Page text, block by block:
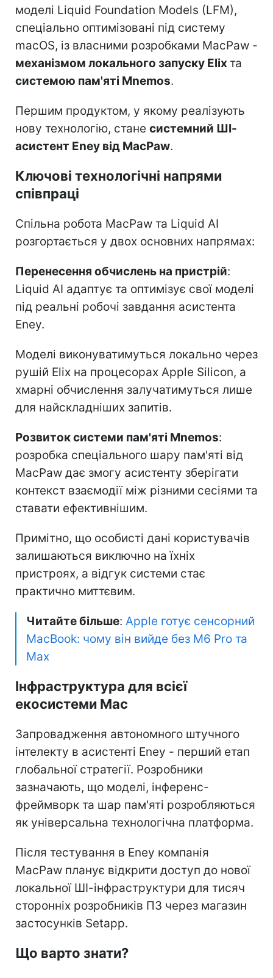
моделі Liquid Foundation Models (LFM),
спеціально оптимізовані під систему
macOS, із власними розробками MacPaw -
механізмом локального запуску Elixта
системою пам'яті Mnemos.
Першим продуктом, у якому реалізують
нову технологію, стане системний ШІ-
асистент Eney від MacPaw.
Ключові технологічні напрями
співпраці
Спільна робота MacPaw та Liquid AI
розгортається у двох основних напрямах:
Перенесення обчислень на пристрій:
Liquid AI адаптує та оптимізує свої моделі
під реальні робочі завдання асистента
Eney.
Моделі виконуватимуться локально через
рушій Elix на процесорах Apple Silicon, а
хмарні обчислення залучатимуться лише
для найскладніших запитів.
Розвиток системи пам'яті Mnemos:
розробка спеціального шару пам'яті від
MacPaw дає змогу асистенту зберігати
контекст взаємодії між різними сесіями та
ставати ефективнішим.
Примітно, що особисті дані користувачів
залишаються виключно на їхніх
пристроях, а відгук системи стає
практично миттєвим.
Читайте більше: Apple готує сенсорний
MacBook: чому він вийде без M6 Pro та
Max
Інфраструктура для всієї
екосистеми Mac
Запровадження автономного штучного
інтелекту в асистенті Eney - перший етап
глобальної стратегії. Розробники
зазначають, що моделі, інференс-
фреймворк та шар пам'яті розробляються
як універсальна технологічна платформа.
Після тестування в Eney компанія
MacPaw планує відкрити доступ до нової
локальної ШІ-інфраструктури для тисяч
сторонніх розробників ПЗ через магазин
застосунків Setapp.
Що варто знати?